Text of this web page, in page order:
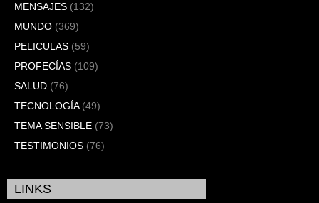
MENSAJES (132)
MUNDO (369)
PELICULAS (59)
PROFECÍAS (109)
SALUD (76)
TECNOLOGÍA(49)
TEMA SENSIBLE (73)
TESTIMONIOS (76)
LINKS